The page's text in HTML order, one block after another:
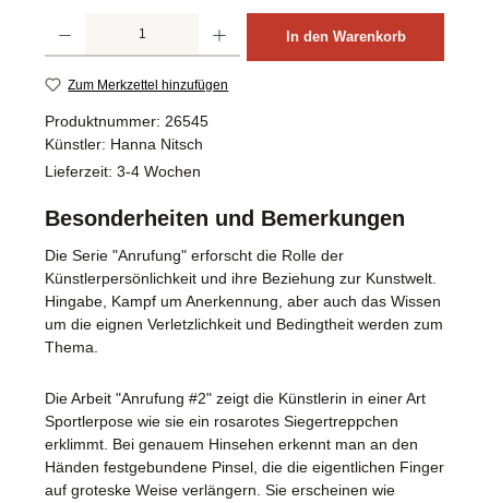
In den Warenkorb
Zum Merkzettel hinzufügen
Produktnummer: 26545
Künstler: Hanna Nitsch
Lieferzeit: 3-4 Wochen
Besonderheiten und Bemerkungen
Die Serie "Anrufung" erforscht die Rolle der
Künstlerpersönlichkeit und ihre Beziehung zur Kunstwelt.
Hingabe, Kampf um Anerkennung, aber auch das Wissen
um die eignen Verletzlichkeit und Bedingtheit werden zum
Thema.
Die Arbeit "Anrufung #2" zeigt die Künstlerin in einer Art
Sportlerpose wie sie ein rosarotes Siegertreppchen
erklimmt. Bei genauem Hinsehen erkennt man an den
Händen festgebundene Pinsel, die die eigentlichen Finger
auf groteske Weise verlängern. Sie erscheinen wie